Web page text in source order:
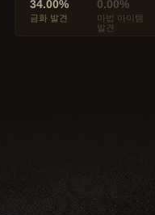
34.00%
금화 발견
0.00%
마법 아이템
발견